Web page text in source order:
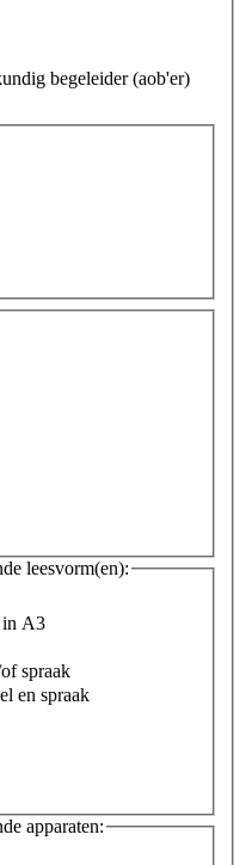
begeleider (aob'er)
leesvorm(en):
in A3
spraak
en spraak
apparaten: